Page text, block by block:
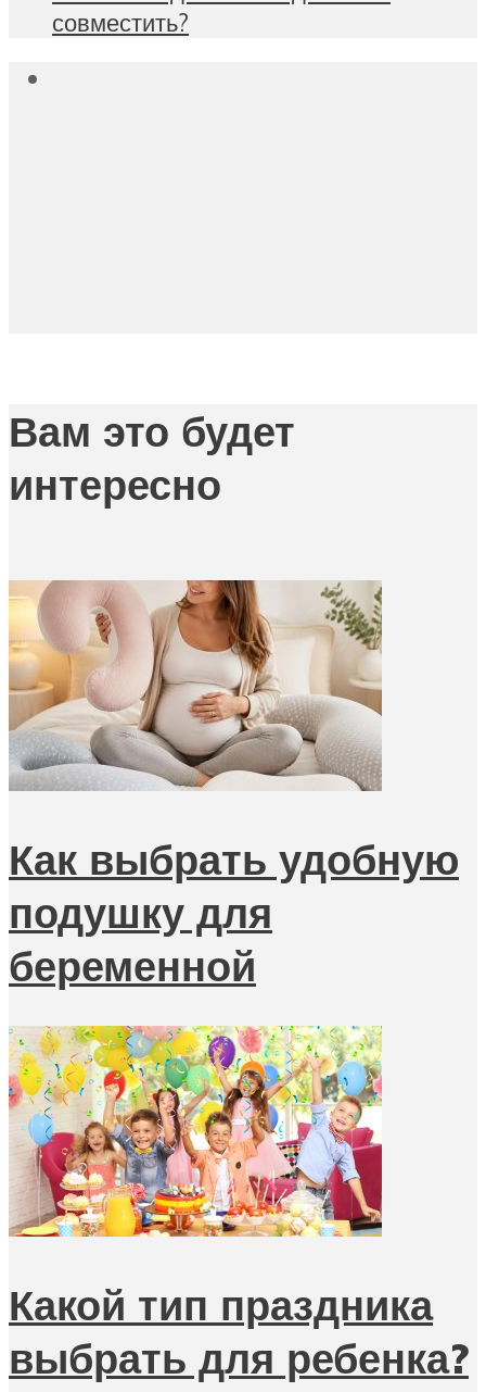
совместить?
Вам это будет
интересно
Как выбрать удобную
подушку для
беременной
Какой тип праздника
выбрать для ребенка?